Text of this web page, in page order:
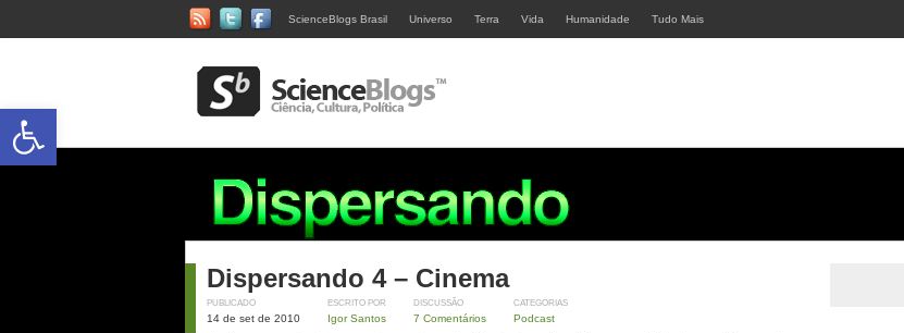
ScienceBlogs Brasil Universo Terra Vida Humanidade Tudo Mais
Dispersando 4 – Cinema
PUBLICADO
14 de set de 2010
ESCRITO POR
Igor Santos
DISCUSSÃO
7 Comentários
CATEGORIAS
Podcast
Abrir a barra de ferramentas